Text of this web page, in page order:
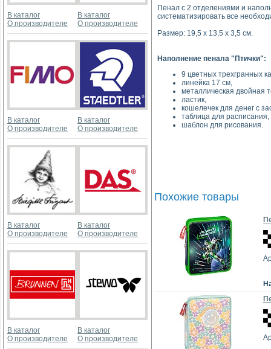
В каталог
О производителе
В каталог
О производителе
В каталог
О производителе
В каталог
О производителе
В каталог
О производителе
В каталог
О производителе
В каталог
О производителе
В каталог
О производителе
Пенал с 2 отделениями и
систематизировать все
Размер: 19,5 х 13,5 х 3,5 см.
Наполнение пенала "Птички":
9 цветных трехгранных
линейка 17 см,
металлическая двойная
ластик,
кошелечек для денег с
таблица для расписания,
шаблон для рисования.
Похожие товары